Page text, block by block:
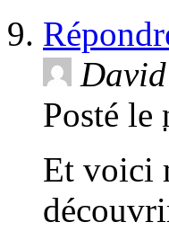
David
Posté le
Et voici